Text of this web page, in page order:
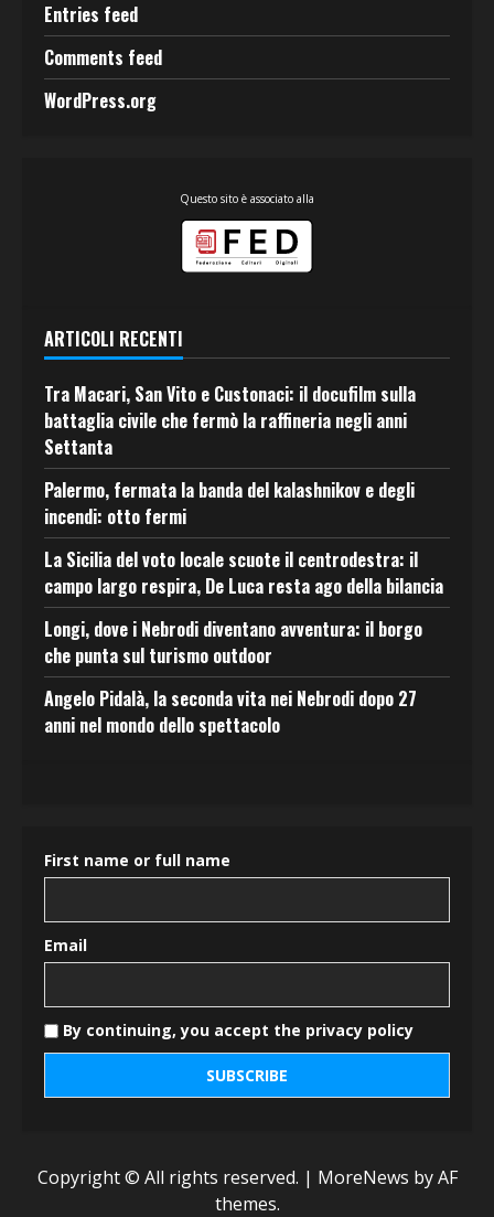
Entries feed
Comments feed
WordPress.org
Questo sito è associato alla
ARTICOLI RECENTI
Tra Macari, San Vito e Custonaci: il docufilm sulla
battaglia civile che fermò la raffineria negli anni
Settanta
Palermo, fermata la banda del kalashnikov e degli
incendi: otto fermi
La Sicilia del voto locale scuote il centrodestra: il
campo largo respira, De Luca resta ago della bilancia
Longi, dove i Nebrodi diventano avventura: il borgo
che punta sul turismo outdoor
Angelo Pidalà, la seconda vita nei Nebrodi dopo 27
anni nel mondo dello spettacolo
First name or full name
Email
By continuing, you accept the privacy policy
Copyright © All rights reserved. | MoreNews by AF
themes.